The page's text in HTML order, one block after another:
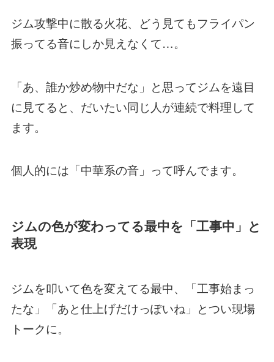
ジム攻撃中に散る火花、どう見てもフライパン
振ってる音にしか見えなくて…。
「あ、誰か炒め物中だな」と思ってジムを遠目
に見てると、だいたい同じ人が連続で料理して
ます。
個人的には「中華系の音」って呼んでます。
ジムの色が変わってる最中を「工事中」と
表現
ジムを叩いて色を変えてる最中、「工事始まっ
たな」「あと仕上げだけっぽいね」とつい現場
トークに。